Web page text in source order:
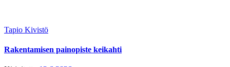
Tapio Kivistö
Rakentamisen painopiste keikahti